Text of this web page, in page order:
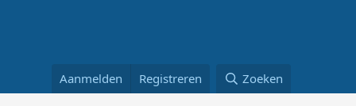
Aanmelden Registreren Zoeken